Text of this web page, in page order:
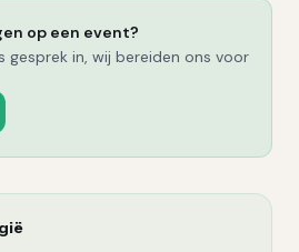
op een event?
gesprek in, wij bereiden ons voor